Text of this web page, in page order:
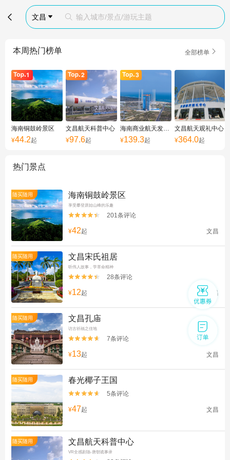
 文昌   输入城市/景点/游玩主题
本周热门榜单 全部榜单 
海南铜鼓岭景区
¥44.2起
文昌航天科普中心
¥97.6起
海南商业航天发射场
¥139.3起
文昌航天观礼中心
¥364.0起
热门景点
随买随用 海南铜鼓岭景区
享受攀登原始山峰的乐趣

 201条评论
¥42起 文昌
随买随用 文昌宋氏祖居
听伟人故事，学革命精神

 28条评论
¥12起 文昌
随买随用 文昌孔庙
访古祈福之佳地

 7条评论
¥13起 文昌
随买随用 春光椰子王国

 5条评论
¥47起 文昌
随买随用 文昌航天科普中心
VR全感剧场-唐朝诡事录